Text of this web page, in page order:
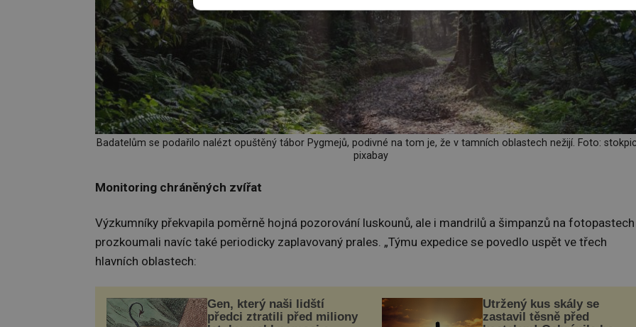
Badatelům se podařilo nalézt opuštěný tábor Pygmejů, podivné na tom je, že v tamních oblastech nežijí. Foto:
pixabay
Monitoring chráněných zvířat
Výzkumníky překvapila poměrně hojná pozorování luskounů, ale i mandrilů a šimpanzů na fotopastech
prozkoumali navíc také periodicky zaplavovaný prales. „Týmu expedice se povedlo uspět ve třech
hlavních oblastech:
Gen, který naši lidští
předci ztratili před miliony
Utržený kus skály se
zastavil těsně před